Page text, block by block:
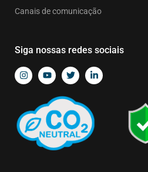
Canais de comunicação
Siga nossas redes sociais